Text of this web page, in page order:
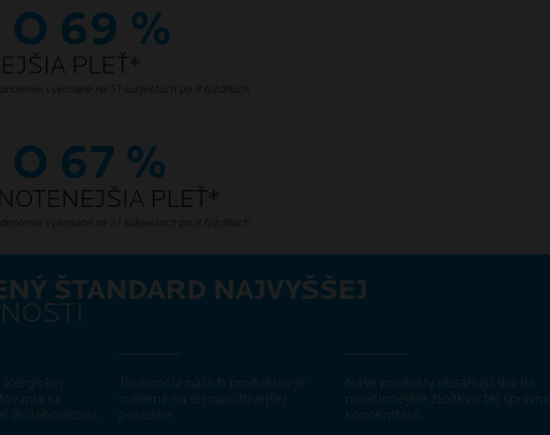
69 %
PLEŤ*
vykonané na 51 subjektoch po 8 týždňoch.
67 %
PLEŤ*
vykonané na 51 subjektoch po 8 týždňoch.
ŠTANDARD NAJVYŠŠEJ
sa
do laboratória.
Tolerancia našich produktov je
overená na tej najcitlivejšej
pokožke.
Naše produkty obsahujú iba tie
najúčinnejšie zložky v tej správnej
koncentrácii.